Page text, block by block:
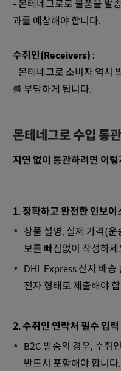
- 몬테네그로로 물품을 발
과를 예상해야 합니다.
수취인(Receivers) :
- 몬테네그로 소비자 역시
를 부담하게 됩니다.
몬테네그로 수입 통
지연 없이 통관하려면 이
1. 정확하고 완전한 인보이
상품 설명, 실제 가격(운
보를 빠짐없이 작성하세
DHL Express 전자 배
전자 형태로 제출해야
2. 수취인 연락처 필수 입
B2C 발송의 경우, 수취
반드시 포함해야 합니다.